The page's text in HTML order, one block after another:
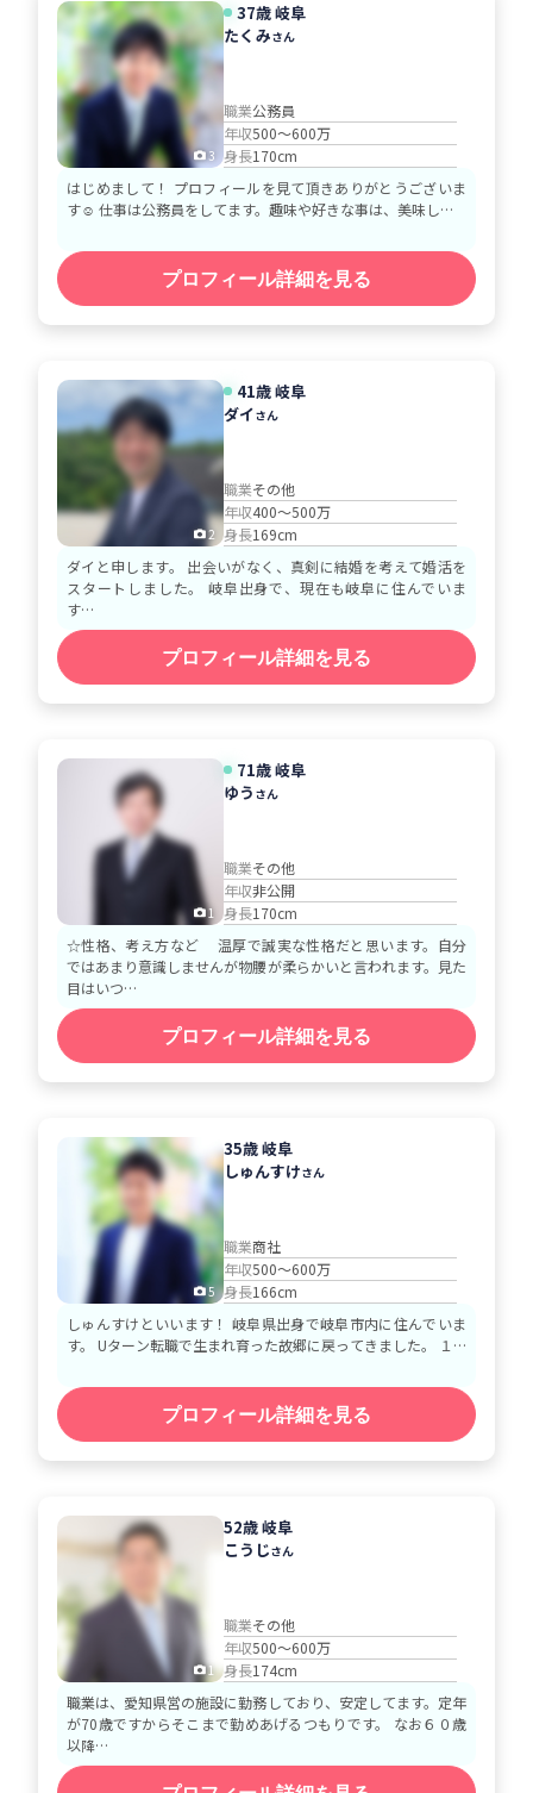
3
37歳 岐阜
たくみさん
職業公務員
年収500～600万
身長170cm
はじめまして！ プロフィールを見て頂きありがとうございま
す☺️ 仕事は公務員をしてます。趣味や好きな事は、美味し…
プロフィール詳細を見る
2
41歳 岐阜
ダイさん
職業その他
年収400～500万
身長169cm
ダイと申します。 出会いがなく、真剣に結婚を考えて婚活を
スタートしました。 岐阜出身で、現在も岐阜に住んでいま
す…
プロフィール詳細を見る
1
71歳 岐阜
ゆう さん
職業その他
年収非公開
身長170cm
☆性格、考え方など 温厚で誠実な性格だと思います。自分
ではあまり意識しませんが物腰が柔らかいと言われます。見た
目はいつ…
プロフィール詳細を見る
5
35歳 岐阜
しゅんすけさん
職業商社
年収500～600万
身長166cm
しゅんすけといいます！ 岐阜県出身で岐阜市内に住んでいま
す。 Uターン転職で生まれ育った故郷に戻ってきました。 １…
プロフィール詳細を見る
1
52歳 岐阜
こうじさん
職業その他
年収500～600万
身長174cm
職業は、愛知県営の施設に勤務しており、安定してます。定年
が70歳ですからそこまで勤めあげるつもりです。 なお６０歳
以降…